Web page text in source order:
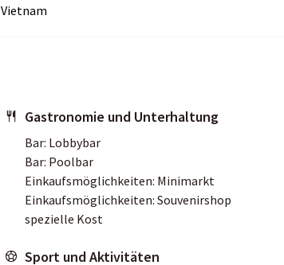
Vietnam
Gastronomie und Unterhaltung
Bar: Lobbybar
Bar: Poolbar
Einkaufsmöglichkeiten: Minimarkt
Einkaufsmöglichkeiten: Souvenirshop
spezielle Kost
Sport und Aktivitäten